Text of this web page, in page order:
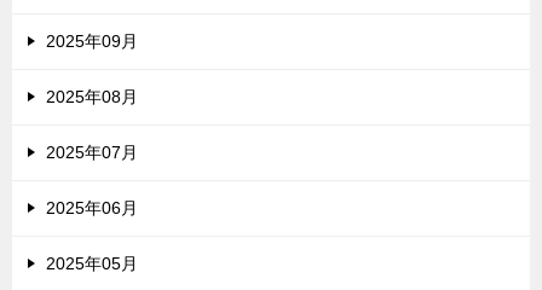
2025年09月
2025年08月
2025年07月
2025年06月
2025年05月